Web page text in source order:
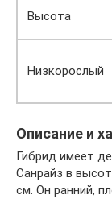
Высота
Низкорослый
Описание и
Гибрид имеет
Санрайз в
см. Он ранний,